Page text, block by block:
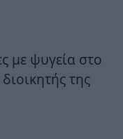
με ψυγεία στο
της